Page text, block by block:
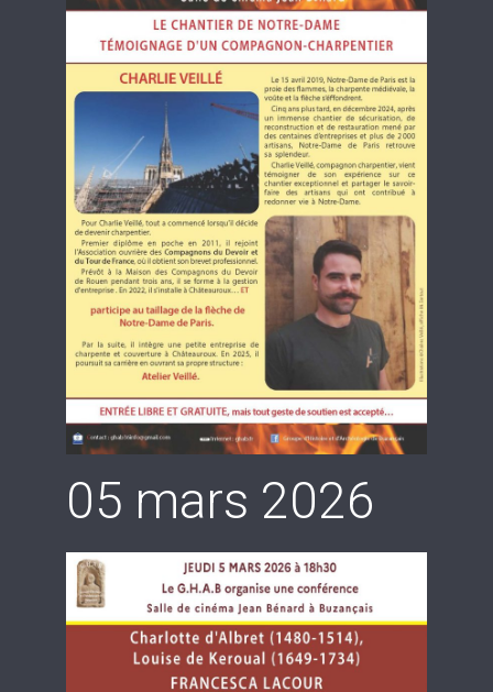
05 mars 2026